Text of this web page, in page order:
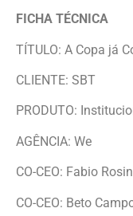
FICHA TÉCNICA
TÍTULO: A Copa já
CLIENTE: SBT
PRODUTO:
AGÊNCIA: We
CO-CEO: Fabio
CO-CEO: Beto